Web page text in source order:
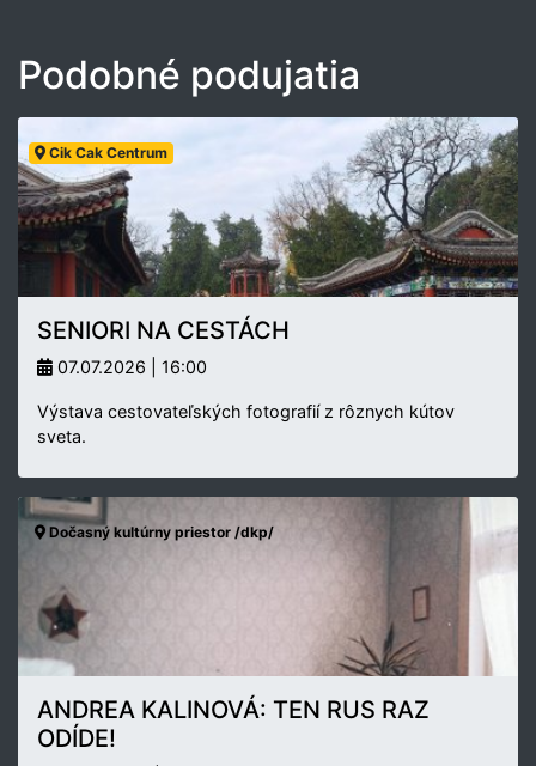
Podobné podujatia
Cik Cak Centrum
SENIORI NA CESTÁCH
07.07.2026 | 16:00
Výstava cestovateľských fotografií z rôznych kútov
sveta.
Dočasný kultúrny priestor /dkp/
ANDREA KALINOVÁ: TEN RUS RAZ
ODÍDE!